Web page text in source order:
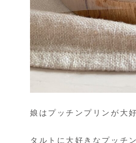
娘はプッチンプリンが大
タルトに大好きなプッチ